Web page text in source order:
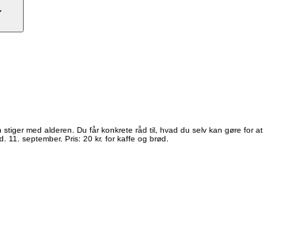
med alderen. Du får konkrete råd til, hvad du selv kan gøre for at
september. Pris: 20 kr. for kaffe og brød.